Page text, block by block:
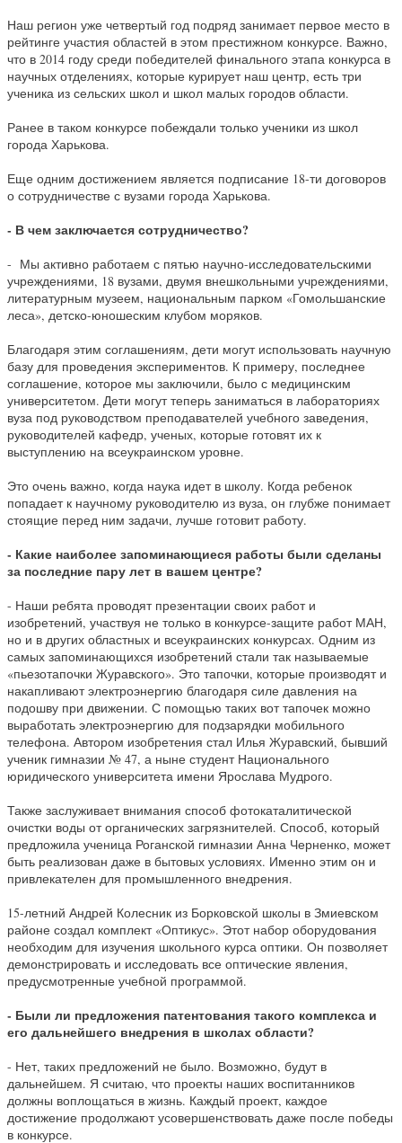
Наш регион уже четвертый год подряд занимает первое место в
рейтинге участия областей в этом престижном конкурсе. Важно,
что в 2014 году среди победителей финального этапа конкурса в
научных отделениях, которые курирует наш центр, есть три
ученика из сельских школ и школ малых городов области.
Ранее в таком конкурсе побеждали только ученики из школ
города Харькова.
Еще одним достижением является подписание 18-ти договоров
о сотрудничестве с вузами города Харькова.
- В чем заключается сотрудничество?
- Мы активно работаем с пятью научно-исследовательскими
учреждениями, 18 вузами, двумя внешкольными учреждениями,
литературным музеем, национальным парком «Гомольшанские
леса», детско-юношеским клубом моряков.
Благодаря этим соглашениям, дети могут использовать научную
базу для проведения экспериментов. К примеру, последнее
соглашение, которое мы заключили, было с медицинским
университетом. Дети могут теперь заниматься в лабораториях
вуза под руководством преподавателей учебного заведения,
руководителей кафедр, ученых, которые готовят их к
выступлению на всеукраинском уровне.
Это очень важно, когда наука идет в школу. Когда ребенок
попадает к научному руководителю из вуза, он глубже понимает
стоящие перед ним задачи, лучше готовит работу.
- Какие наиболее запоминающиеся работы были сделаны
за последние пару лет в вашем центре?
- Наши ребята проводят презентации своих работ и
изобретений, участвуя не только в конкурсе-защите работ МАН,
но и в других областных и всеукраинских конкурсах. Одним из
самых запоминающихся изобретений стали так называемые
«пьезотапочки Журавского». Это тапочки, которые производят и
накапливают электроэнергию благодаря силе давления на
подошву при движении. С помощью таких вот тапочек можно
выработать электроэнергию для подзарядки мобильного
телефона. Автором изобретения стал Илья Журавский, бывший
ученик гимназии № 47, а ныне студент Национального
юридического университета имени Ярослава Мудрого.
Также заслуживает внимания способ фотокаталитической
очистки воды от органических загрязнителей. Способ, который
предложила ученица Роганской гимназии Анна Черненко, может
быть реализован даже в бытовых условиях. Именно этим он и
привлекателен для промышленного внедрения.
15-летний Андрей Колесник из Борковской школы в Змиевском
районе создал комплект «Оптикус». Этот набор оборудования
необходим для изучения школьного курса оптики. Он позволяет
демонстрировать и исследовать все оптические явления,
предусмотренные учебной программой.
- Были ли предложения патентования такого комплекса и
его дальнейшего внедрения в школах области?
- Нет, таких предложений не было. Возможно, будут в
дальнейшем. Я считаю, что проекты наших воспитанников
должны воплощаться в жизнь. Каждый проект, каждое
достижение продолжают усовершенствовать даже после победы
в конкурсе.